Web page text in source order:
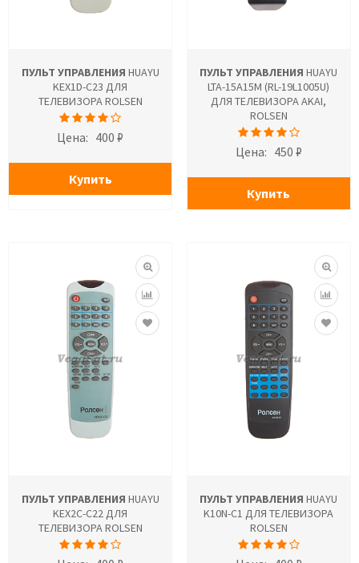
ПУЛЬТ УПРАВЛЕНИЯ HUAYU
KEX1D-C23 ДЛЯ
ТЕЛЕВИЗОРА ROLSEN
Цена: 400 ₽
Купить
ПУЛЬТ УПРАВЛЕНИЯ HUAYU
LTA-15A15M (RL-19L1005U)
ДЛЯ ТЕЛЕВИЗОРА AKAI,
ROLSEN
Цена: 450 ₽
Купить
ПУЛЬТ УПРАВЛЕНИЯ HUAYU
KEX2C-C22 ДЛЯ
ТЕЛЕВИЗОРА ROLSEN
ПУЛЬТ УПРАВЛЕНИЯ HUAYU
K10N-C1 ДЛЯ ТЕЛЕВИЗОРА
ROLSEN